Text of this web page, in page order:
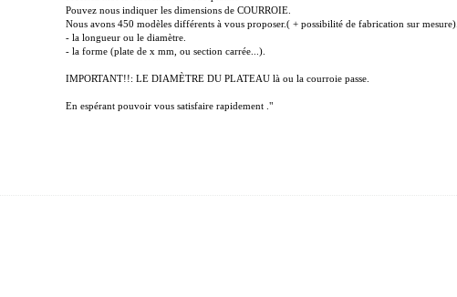
Pouvez nous indiquer les dimensions de COURROIE.
Nous avons 450 modèles différents à vous proposer.( + possibilité de fabrication sur mesure).
- la longueur ou le diamètre.
- la forme (plate de x mm, ou section carrée...).
IMPORTANT!!: LE DIAMÈTRE DU PLATEAU là ou la courroie passe.
En espérant pouvoir vous satisfaire rapidement ."